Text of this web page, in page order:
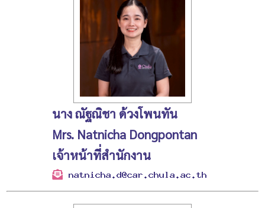
นาง ณัฐณิชา ด้วงโพนทัน
Mrs. Natnicha Dongpontan
เจ้าหน้าที่สำนักงาน